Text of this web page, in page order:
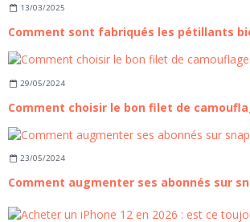
13/03/2025
29/05/2024
Comment choisir le bon filet de
23/05/2024
Comment augmenter ses abonnés sur